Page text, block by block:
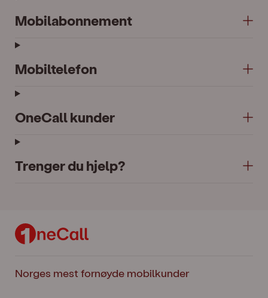
Mobilabonnement
Mobiltelefon
OneCall kunder
Trenger du hjelp?
Norges mest fornøyde mobilkunder